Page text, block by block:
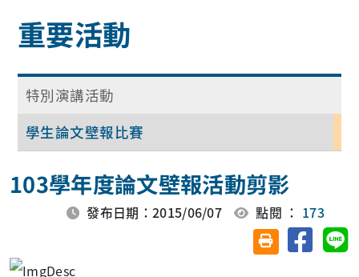
重要活動
特別演講活動
學生論文壁報比賽
103學年度論文壁報活動剪影
發布日期：2015/06/07 點閱 ： 173
友善列印(另開視
分享至